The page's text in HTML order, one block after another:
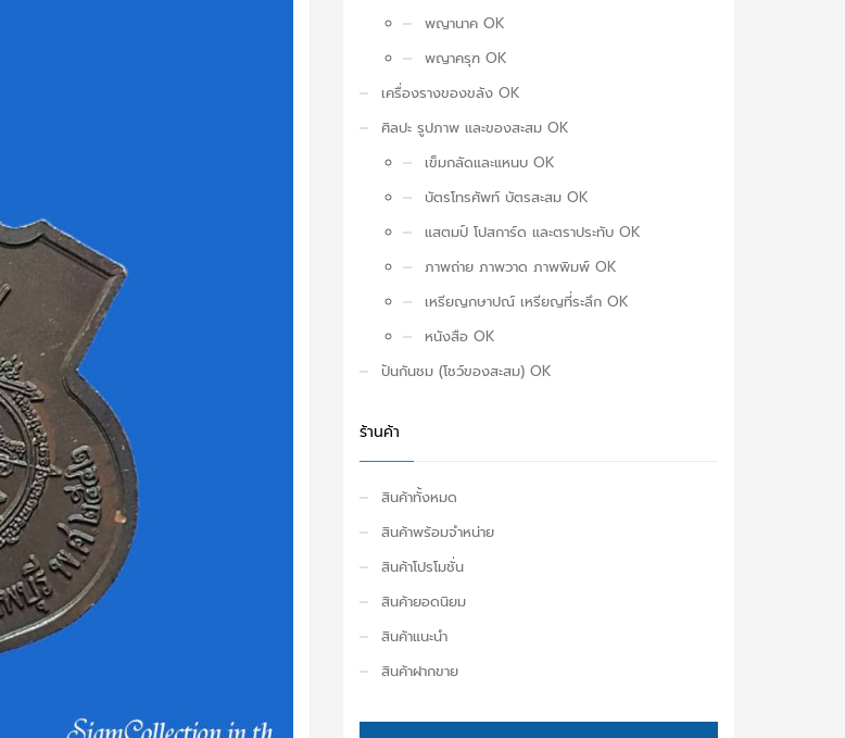
พญานาค OK
พญาครุฑ OK
เครื่องรางของขลัง OK
ศิลปะ รูปภาพ และของสะสม OK
เข็มกลัดและแหนบ OK
บัตรโทรศัพท์ บัตรสะสม OK
แสตมป์ โปสการ์ด และตราประทับ OK
ภาพถ่าย ภาพวาด ภาพพิมพ์ OK
เหรียญกษาปณ์ เหรียญที่ระลึก OK
หนังสือ OK
ปันกันชม (โชว์ของสะสม) OK
ร้านค้า
สินค้าทั้งหมด
สินค้าพร้อมจำหน่าย
สินค้าโปรโมชั่น
สินค้ายอดนิยม
สินค้าแนะนำ
สินค้าฝากขาย